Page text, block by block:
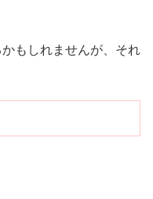
もしれませんが、それ